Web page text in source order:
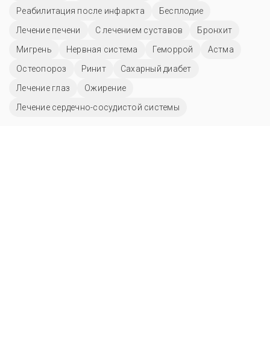
Реабилитация после инфаркта
Бесплодие
Лечение печени
С лечением суставов
Бронхит
Мигрень
Нервная система Геморрой
Астма
Остеопороз
Ринит
Сахарный диабет
Лечение глаз
Ожирение
Лечение сердечно-сосудистой системы